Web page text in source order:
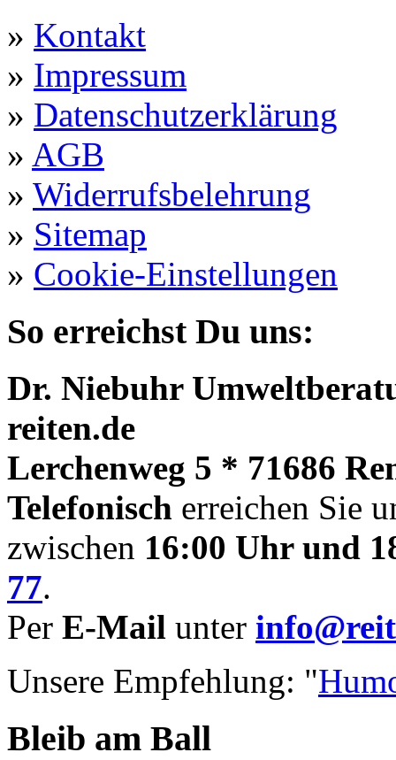
» Kontakt
» Impressum
» Datenschutzerklärung
» AGB
» Widerrufsbelehrung
» Sitemap
» Cookie-Einstellungen
So erreichst Du uns:
Dr. Niebuhr
reiten.de
Lerchenweg 5 * 71686
Telefonisch erreichen Sie
zwischen 16:00 Uhr und
77.
Per E-Mail unter
Unsere Empfehlung: "
Bleib am Ball